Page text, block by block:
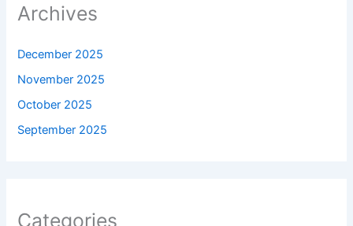
Archives
December 2025
November 2025
October 2025
September 2025
Categories